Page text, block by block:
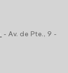
- Av. de Pte., 9 -